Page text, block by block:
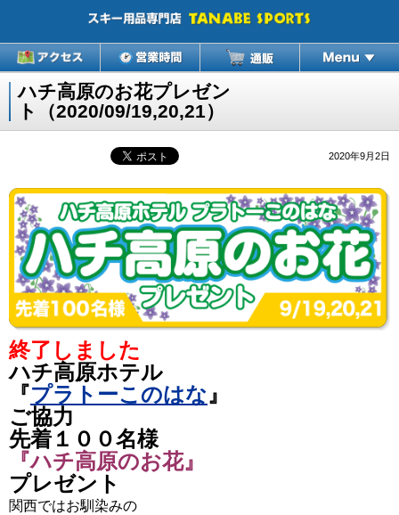
ハチ高原のお花プレゼン
ト（2020/09/19,20,21）
2020年9月2日
終了しました
ハチ高原ホテル
『プラトーこのはな』
ご協力
先着１００名様
『ハチ高原のお花』
プレゼント
関西ではお馴染みの